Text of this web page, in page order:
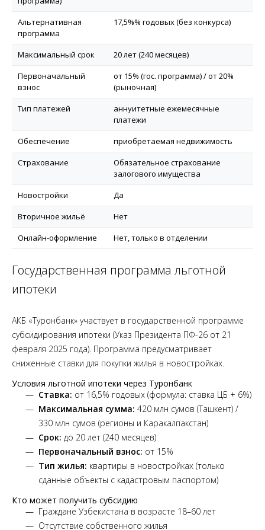
Альтернативная
программа
17,5%% годовых (без конкурса)
Максимальный срок
20 лет (240 месяцев)
Первоначальный
взнос
от 15% (гос. программа) / от 20%
(рыночная)
Тип платежей
аннуитетные ежемесячные
платежи
Обеспечение
приобретаемая недвижимость
Страхование
Обязательное страхование
залогового имущества
Новостройки
Да
Вторичное жильё
Нет
Онлайн-оформление
Нет, только в отделении
Государственная программа льготной
ипотеки
АКБ «Туронбанк» участвует в государственной программе
субсидирования ипотеки (Указ Президента ПФ-26 от 21
февраля 2025 года). Программа предусматривает
сниженные ставки для покупки жилья в новостройках.
Условия льготной ипотеки через Туронбанк
Ставка: от 16,5% годовых (формула: ставка ЦБ + 6%)
Максимальная сумма: 420 млн сумов (Ташкент) /
330 млн сумов (регионы и Каракалпакстан)
Срок: до 20 лет (240 месяцев)
Первоначальный взнос: от 15%
Тип жилья: квартиры в новостройках (только
сданные объекты с кадастровым паспортом)
Кто может получить субсидию
Граждане Узбекистана в возрасте 18–60 лет
Отсутствие собственного жилья